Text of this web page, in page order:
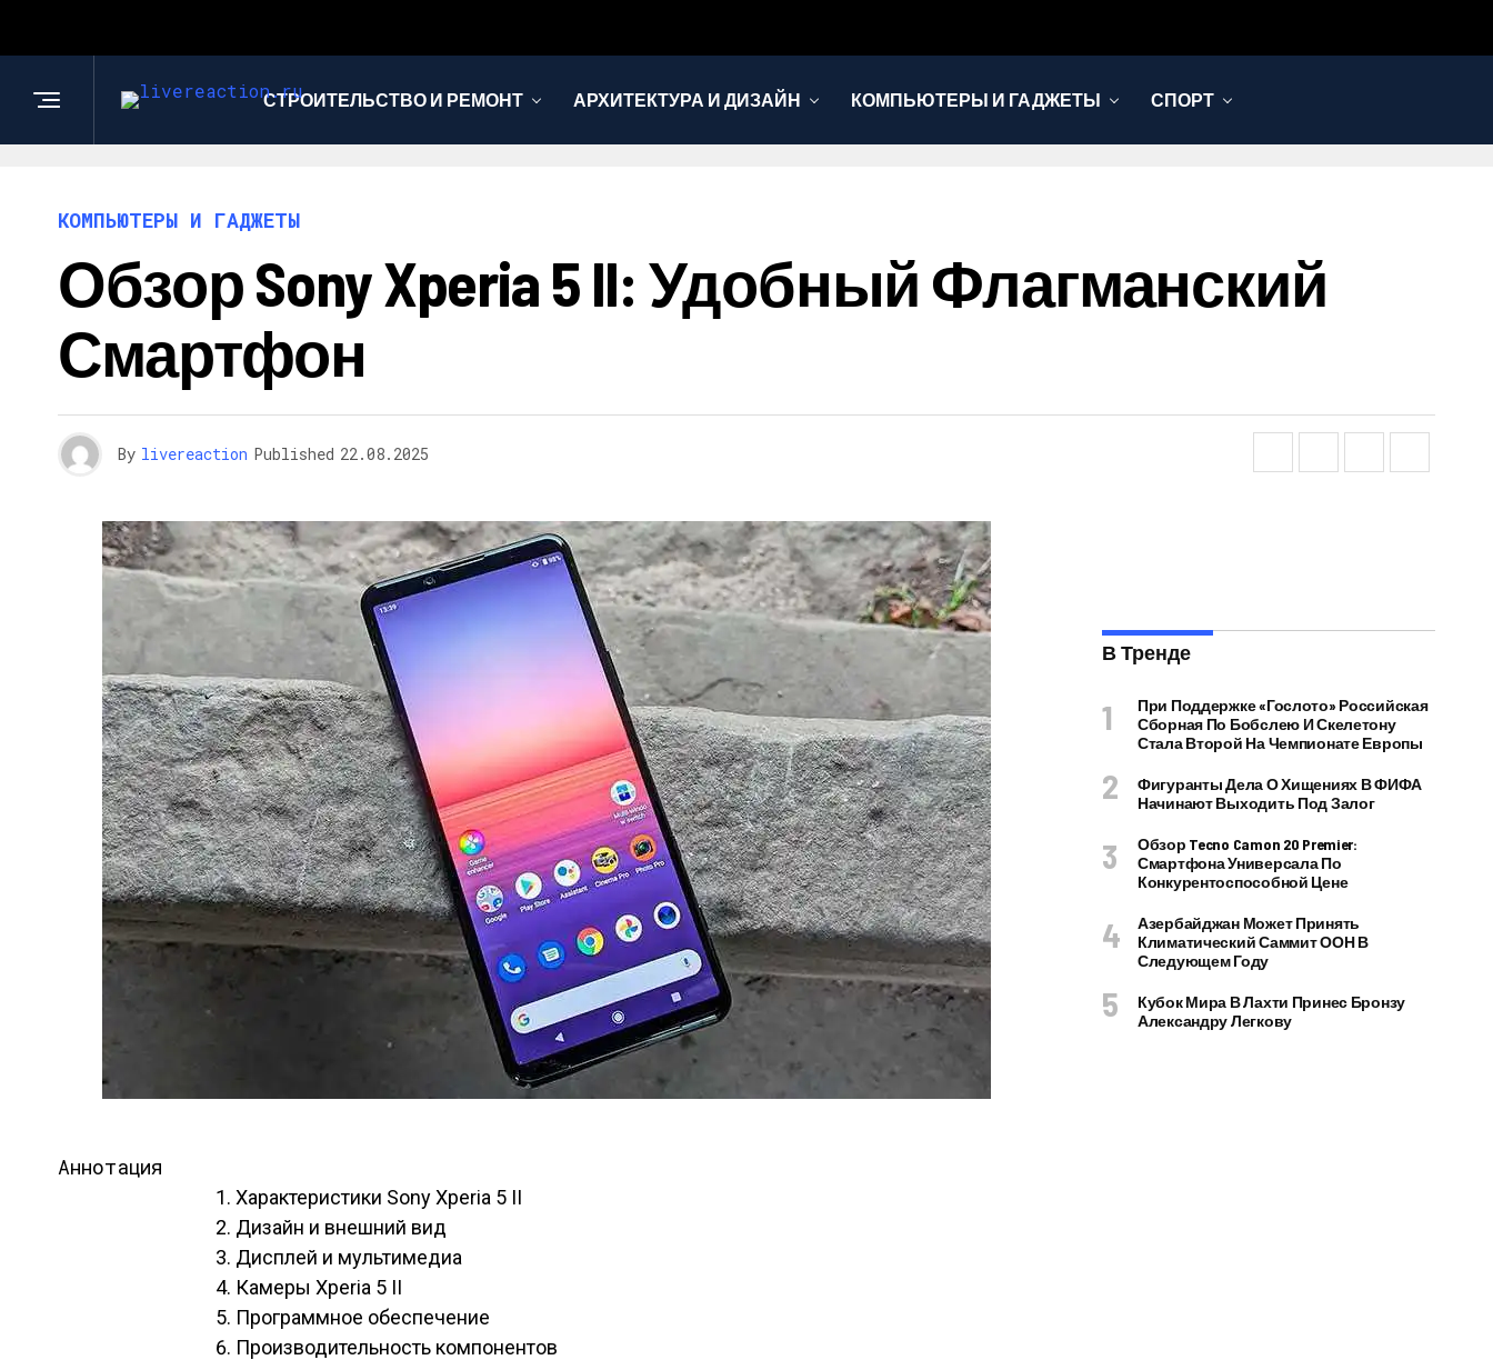
СТРОИТЕЛЬСТВО И РЕМОНТ АРХИТЕКТУРА И ДИЗАЙН КОМПЬЮТЕРЫ И ГАДЖЕТЫ СПОРТ
КОМПЬЮТЕРЫ И ГАДЖЕТЫ
Обзор Sony Xperia 5 II: Удобный Флагманский
Смартфон
By livereaction Published 22.08.2025
Аннотация
Характеристики Sony Xperia 5 II
Дизайн и внешний вид
Дисплей и мультимедиа
Камеры Xperia 5 II
Программное обеспечение
Производительность компонентов
В Тренде
При Поддержке «Гослото» Российская
Сборная По Бобслею И Скелетону
Стала Второй На Чемпионате Европы
Фигуранты Дела О Хищениях В ФИФА
Начинают Выходить Под Залог
Обзор Tecno Camon 20 Premier:
Смартфона Универсала По
Конкурентоспособной Цене
Азербайджан Может Принять
Климатический Саммит ООН В
Следующем Году
Кубок Мира В Лахти Принес Бронзу
Александру Легкову